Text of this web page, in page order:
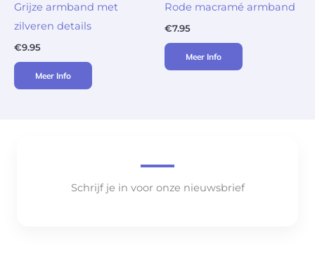
Grijze armband met
zilveren details
€9.95
Meer Info
Rode macramé armband
€7.95
Meer Info
Schrijf je in voor onze nieuwsbrief